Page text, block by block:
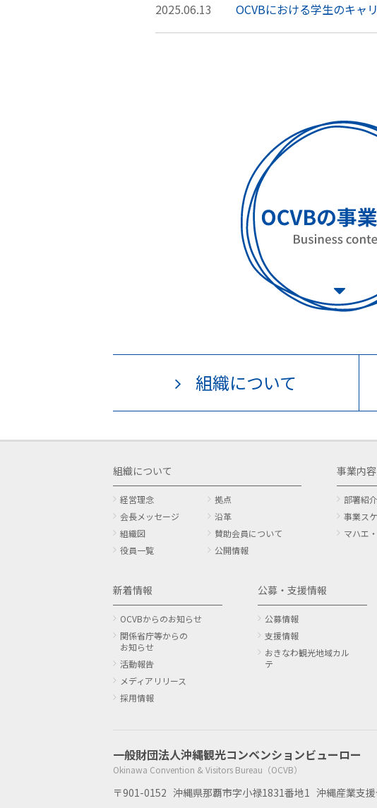
2025.06.13 OCVBにおける学生のキャ
組織について
組織について
経営理念
会長メッセージ
組織図
役員一覧
拠点
沿革
賛助会員について
公開情報
事業内容
部署紹介
事業ス
マハエ
新着情報
OCVBからのお知らせ
関係省庁等からの
お知らせ
活動報告
メディアリリース
採用情報
公募・支援情報
公募情報
支援情報
おきなわ観光地域カル
テ
一般財団法人沖縄観光コンベンションビューロー
Okinawa Convention & Visitors Bureau（OCVB）
〒901-0152 沖縄県那覇市字小禄1831番地1 沖縄産業支